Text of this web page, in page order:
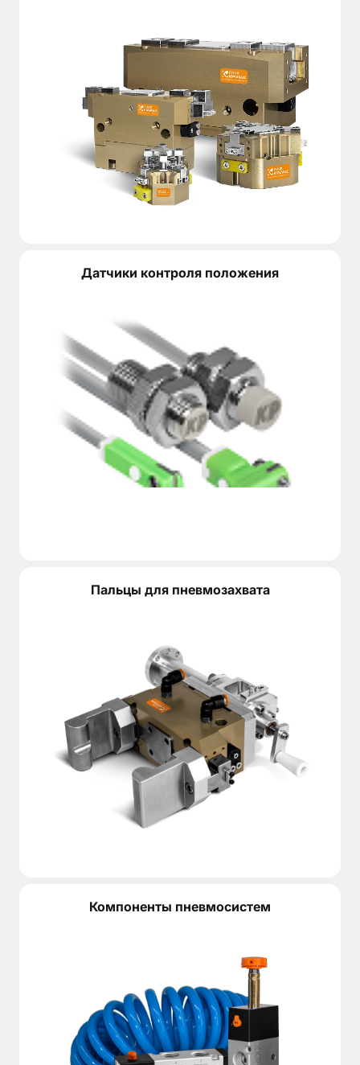
Чем дальше центр тяжести захватного узла
Комплектация поворотного узла
VRTG12 может комплектоваться параллельными
Для контроля конечных положений поворотной
Отправьте чертеж, 3D-модель или параметры
STEP файлы (ZIP архив) STEP
Датчики контроля положения
Пальцы для пневмозахвата
Компоненты пневмосистем